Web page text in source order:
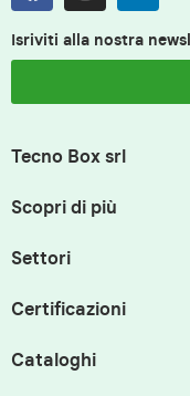
Isriviti alla nostra
Tecno Box srl
Scopri di più
Settori
Certificazioni
Cataloghi